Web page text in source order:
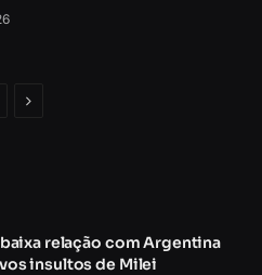
Próximo
relação com Argentina
insultos de Milei